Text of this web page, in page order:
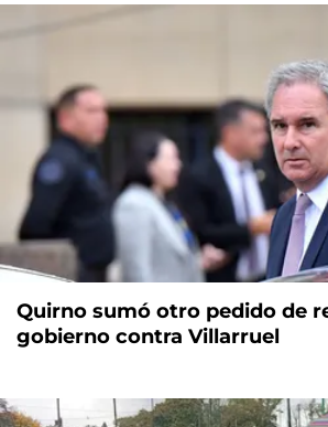
Quirno sumó otro pedido de
gobierno contra Villarruel